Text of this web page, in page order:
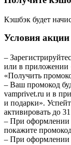
Кэшбэк будет
Условия акции
–
или в приложении
«Получить
– Ваш промокод
vamprivet.ru и в
и подарки».
активировать до
– При оформлении
покажите
– При оформлении